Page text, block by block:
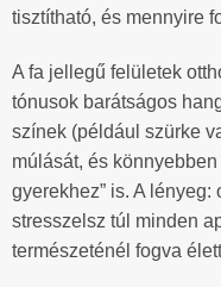
tisztítható, és mennyire
A fa jellegű felületek
tónusok barátságos
színek (például szürke
múlását, és
gyerekhez” is. A
stresszelsz túl minden
természeténél fogva